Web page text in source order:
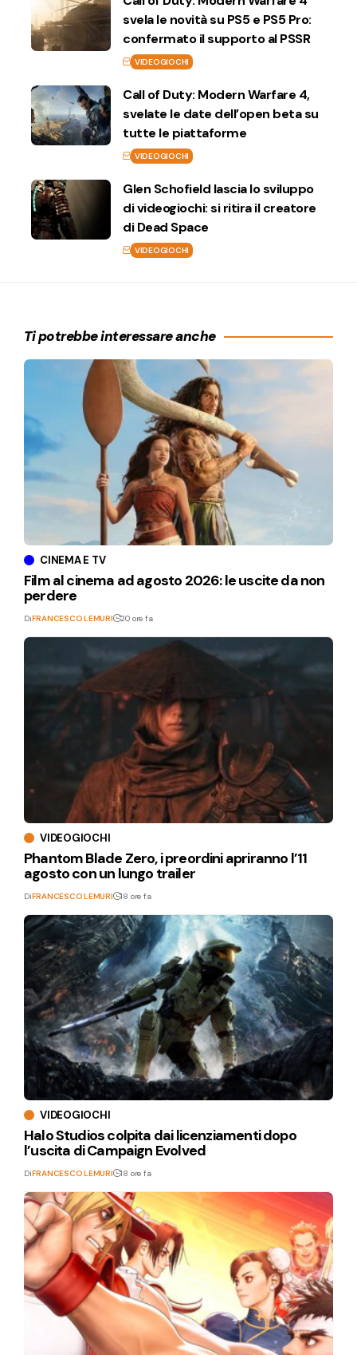
svela le novità su PS5 e PS5 Pro:
confermato il supporto al PSSR
VIDEOGIOCHI
Call of Duty: Modern Warfare 4,
svelate le date dell’open beta su
tutte le piattaforme
VIDEOGIOCHI
Glen Schofield lascia lo sviluppo
di videogiochi: si ritira il creatore
di Dead Space
VIDEOGIOCHI
Ti potrebbe interessare anche
CINEMA E TV
Film al cinema ad agosto 2026: le uscite da non
perdere
DiFRANCESCO LEMURI 20 ore fa
VIDEOGIOCHI
Phantom Blade Zero, i preordini apriranno l’11
agosto con un lungo trailer
DiFRANCESCO LEMURI 18 ore fa
VIDEOGIOCHI
Halo Studios colpita dai licenziamenti dopo
l’uscita di Campaign Evolved
DiFRANCESCO LEMURI 18 ore fa